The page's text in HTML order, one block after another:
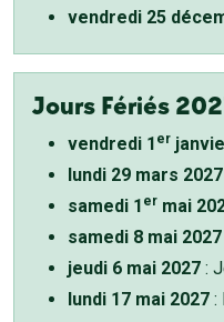
vendredi 25
Jours Fériés
vendredi 1 er
lundi 29 mars 2027
samedi 1 er mai
samedi 8 mai 2027
jeudi 6 mai 2027 :
lundi 17 mai 2027 :